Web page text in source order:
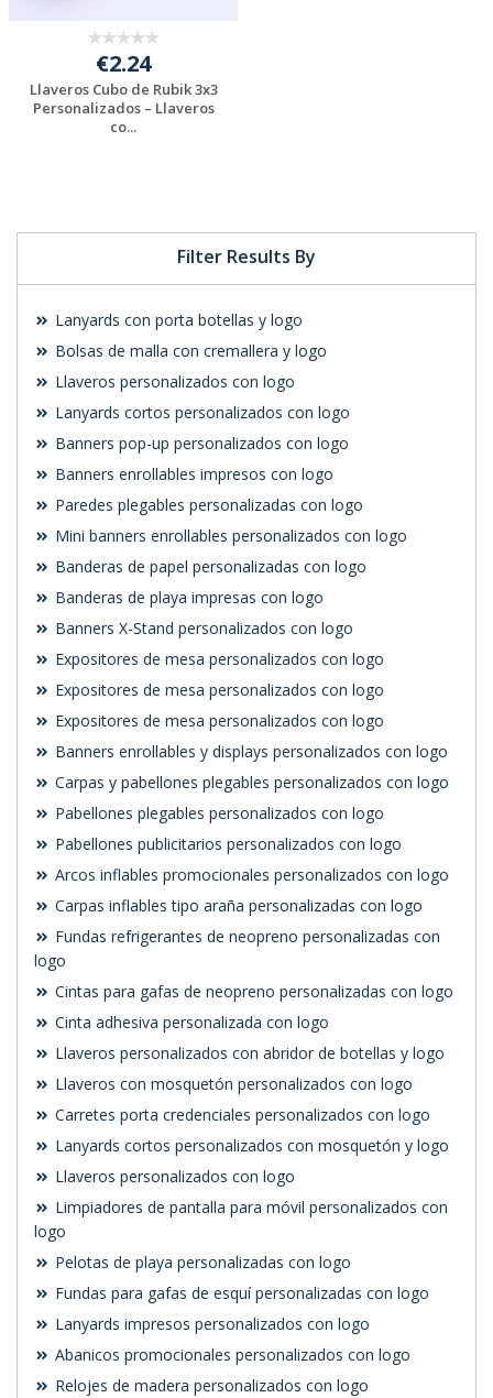
Filter Results By
Lanyards con porta botellas y logo
Bolsas de malla con cremallera y logo
Llaveros personalizados con logo
Lanyards cortos personalizados con logo
Banners pop-up personalizados con logo
Banners enrollables impresos con logo
Paredes plegables personalizadas con logo
Mini banners enrollables personalizados con logo
Banderas de papel personalizadas con logo
Banderas de playa impresas con logo
Banners X-Stand personalizados con logo
Expositores de mesa personalizados con logo
Expositores de mesa personalizados con logo
Expositores de mesa personalizados con logo
Banners enrollables y displays personalizados con logo
Carpas y pabellones plegables personalizados con logo
Pabellones plegables personalizados con logo
Pabellones publicitarios personalizados con logo
Arcos inflables promocionales personalizados con logo
Carpas inflables tipo araña personalizadas con logo
Fundas refrigerantes de neopreno personalizadas con
logo
Cintas para gafas de neopreno personalizadas con logo
Cinta adhesiva personalizada con logo
Llaveros personalizados con abridor de botellas y logo
Llaveros con mosquetón personalizados con logo
Carretes porta credenciales personalizados con logo
Lanyards cortos personalizados con mosquetón y logo
Llaveros personalizados con logo
Limpiadores de pantalla para móvil personalizados con
logo
Pelotas de playa personalizadas con logo
Fundas para gafas de esquí personalizadas con logo
Lanyards impresos personalizados con logo
Abanicos promocionales personalizados con logo
Relojes de madera personalizados con logo
€2.24
Llaveros Cubo de Rubik 3x3
Personalizados – Llaveros
co...